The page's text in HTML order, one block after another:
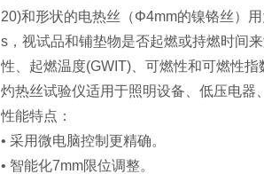
20)和形状的电热丝（Φ4mm的镍铬丝）
s，视试品和铺垫物是否起燃或持燃时间
性、起燃温度(GWIT)、可燃性和可燃性指
灼热丝试验仪适用于照明设备、低压电器
性能特点：
• 采用微电脑控制更精确。
• 智能化7mm限位调整。